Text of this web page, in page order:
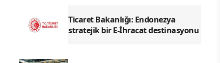
Ticaret Bakanlığı: Endonezya
stratejik bir E-İhracat destinasyonu